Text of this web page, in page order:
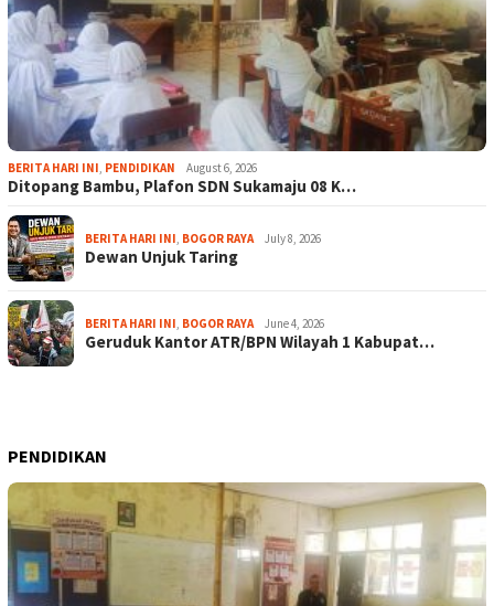
BERITA HARI INI, PENDIDIKAN August 6, 2026
Ditopang Bambu, Plafon SDN Sukamaju 08 K…
BERITA HARI INI, BOGOR RAYA July 8, 2026
Dewan Unjuk Taring
BERITA HARI INI, BOGOR RAYA June 4, 2026
Geruduk Kantor ATR/BPN Wilayah 1 Kabupat…
PENDIDIKAN